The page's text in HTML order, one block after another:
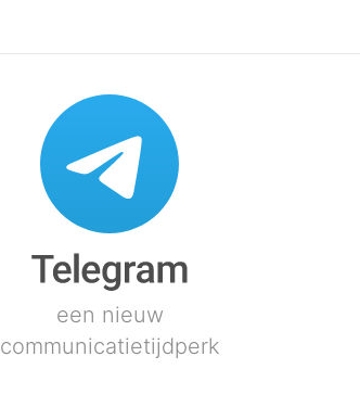
een nieuw
communicatietijdperk